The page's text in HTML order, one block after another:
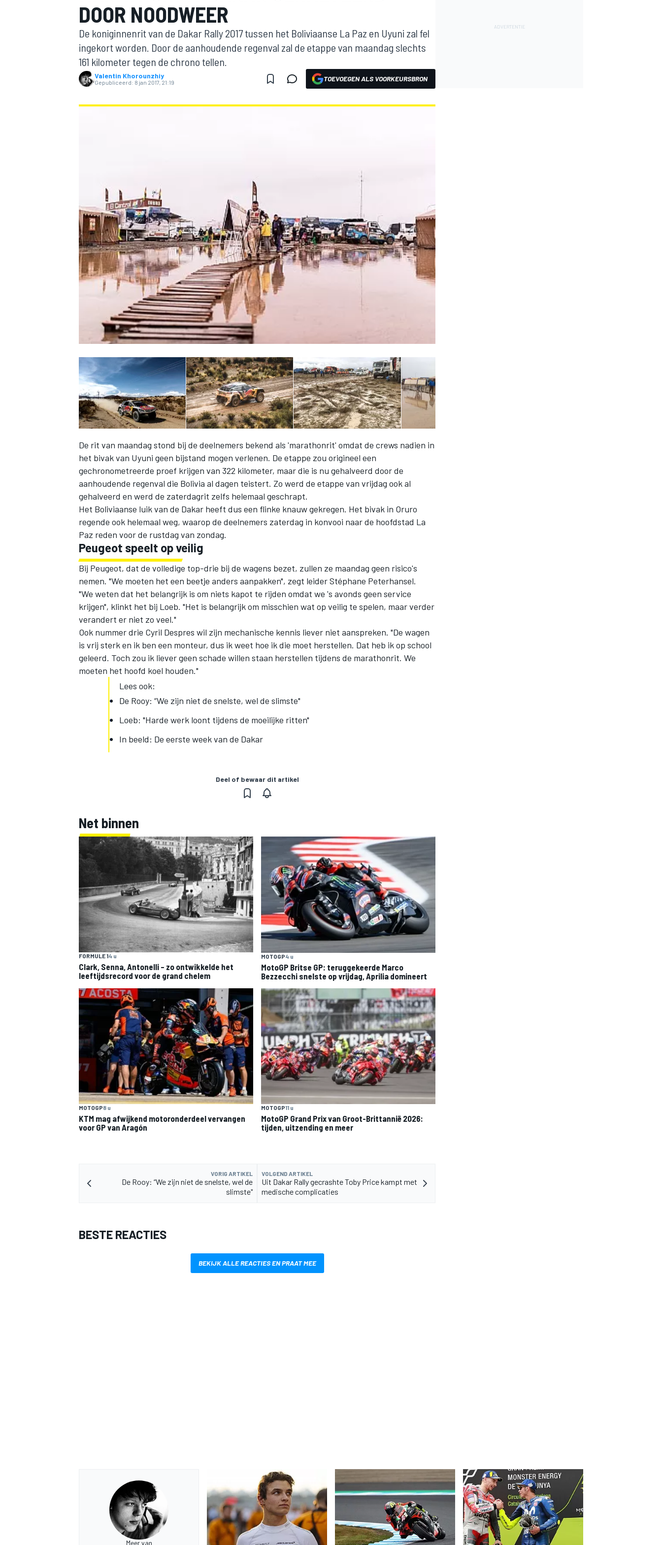
MOTOGP
INDYCAR
WEC DTM
MEER RACEKLASSEN
DOOR NOODWEER
De koniginnenrit van de Dakar Rally 2017 tussen het Boliviaanse La Paz en Uyuni zal fel
ingekort worden. Door de aanhoudende regenval zal de etappe van maandag slechts
161 kilometer tegen de chrono tellen.
Valentin Khorounzhiy
Gepubliceerd: 8 jan 2017, 21:19 TOEVOEGEN ALS VOORKEURSBRON
De rit van maandag stond bij de deelnemers bekend als 'marathonrit' omdat de crews nadien in
het bivak van Uyuni geen bijstand mogen verlenen. De etappe zou origineel een
gechronometreerde proef krijgen van 322 kilometer, maar die is nu gehalveerd door de
aanhoudende regenval die Bolivia al dagen teistert. Zo werd de etappe van vrijdag ook al
gehalveerd en werd de zaterdagrit zelfs helemaal geschrapt.
Het Boliviaanse luik van de Dakar heeft dus een flinke knauw gekregen. Het bivak in Oruro
regende ook helemaal weg, waarop de deelnemers zaterdag in konvooi naar de hoofdstad La
Paz reden voor de rustdag van zondag.
Peugeot speelt op veilig
Bij Peugeot, dat de volledige top-drie bij de wagens bezet, zullen ze maandag geen risico's
nemen. "We moeten het een beetje anders aanpakken", zegt leider Stéphane Peterhansel.
"We weten dat het belangrijk is om niets kapot te rijden omdat we 's avonds geen service
krijgen", klinkt het bij Loeb. "Het is belangrijk om misschien wat op veilig te spelen, maar verder
verandert er niet zo veel."
Ook nummer drie Cyril Despres wil zijn mechanische kennis liever niet aanspreken. "De wagen
is vrij sterk en ik ben een monteur, dus ik weet hoe ik die moet herstellen. Dat heb ik op school
geleerd. Toch zou ik liever geen schade willen staan herstellen tijdens de marathonrit. We
moeten het hoofd koel houden."
Lees ook:
De Rooy: “We zijn niet de snelste, wel de slimste"
Loeb: "Harde werk loont tijdens de moeilijke ritten"
In beeld: De eerste week van de Dakar
Deel of bewaar dit artikel
Net binnen
FORMULE 14 u
Clark, Senna, Antonelli – zo ontwikkelde het
leeftijdsrecord voor de grand chelem
MOTOGP4 u
MotoGP Britse GP: teruggekeerde Marco
Bezzecchi snelste op vrijdag, Aprilia domineert
MOTOGP8 u
KTM mag afwijkend motoronderdeel vervangen
voor GP van Aragón
MOTOGP11 u
MotoGP Grand Prix van Groot-Brittannië 2026:
tijden, uitzending en meer
VORIG ARTIKEL
De Rooy: “We zijn niet de snelste, wel de
slimste"
VOLGEND ARTIKEL
Uit Dakar Rally gecrashte Toby Price kampt met
medische complicaties
BESTE REACTIES
BEKIJK ALLE REACTIES EN PRAAT MEE
Meer van